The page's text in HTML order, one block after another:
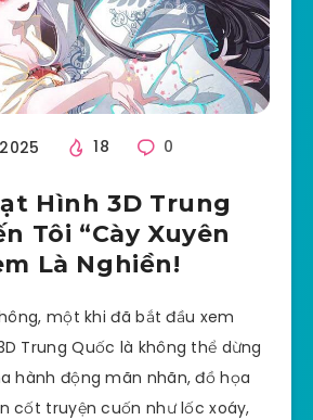
18 0
Hình 3D Trung
Tôi “Cày Xuyên
Là Nghiền!
một khi đã bắt đầu xem
Trung Quốc là không thể dừng
hành động mãn nhãn, đồ họa
cốt truyện cuốn như lốc xoáy,